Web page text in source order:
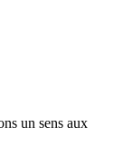
un sens aux